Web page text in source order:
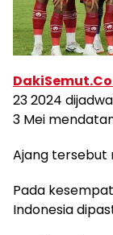
23 2024
3 Mei
Ajang tersebut
Pada
Indonesia